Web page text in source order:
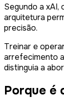
Segundo a xAI,
arquitetura
precisão.
Treinar e
arrefecimento
distinguia a
Porque é